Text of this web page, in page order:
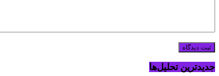
جدیدترین تحلیل‌ها